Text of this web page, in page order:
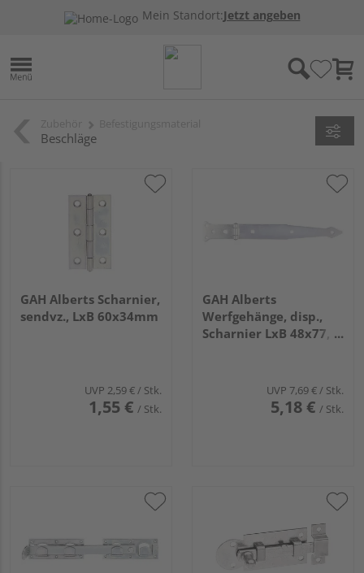
Mein Standort:Jetzt angeben
Beschläge
GAH Alberts Scharnier,
sendvz., LxB 60x34mm
UVP 2,59 €/ Stk.
1,55 € / Stk.
GAH Alberts
Werfgehänge, disp.,
Scharnier LxB 48x77,
UVP 7,69 €/ Stk.
5,18 € / Stk.